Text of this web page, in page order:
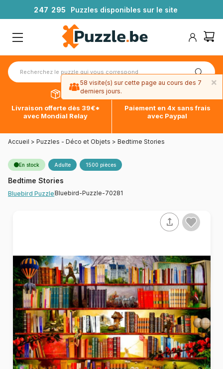
247 295 Puzzles disponibles sur le site
Livraison offerte dès 39€*
avec Mondial Relay
Paiement en 4x sans frais
avec Paypal
Accueil > Puzzles - Déco et Objets > Bedtime Stories
En stock Adulte 1500 pièces
Bedtime Stories
Bluebird PuzzleBluebird-Puzzle-70281
×
58 visite(s) sur cette page au cours des 7
derniers jours.